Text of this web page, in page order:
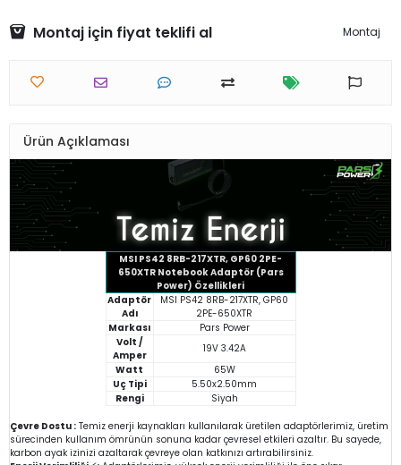
Montaj için fiyat teklifi al Montaj
Ürün Açıklaması
MSI PS42 8RB-217XTR, GP60 2PE-
650XTR Notebook Adaptör (Pars
Power) Özellikleri
Adaptör
Adı
MSI PS42 8RB-217XTR, GP60
2PE-650XTR
Markası
Pars Power
Volt /
Amper
19V 3.42A
Watt
65W
Uç Tipi
5.50x2.50mm
Rengi
Siyah
Çevre Dostu : Temiz enerji kaynakları kullanılarak üretilen adaptörlerimiz, üretim
sürecinden kullanım ömrünün sonuna kadar çevresel etkileri azaltır. Bu sayede,
karbon ayak izinizi azaltarak çevreye olan katkınızı artırabilirsiniz.